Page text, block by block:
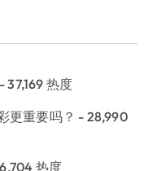
- 37,169 热度
更重要吗？ - 28,990
热度